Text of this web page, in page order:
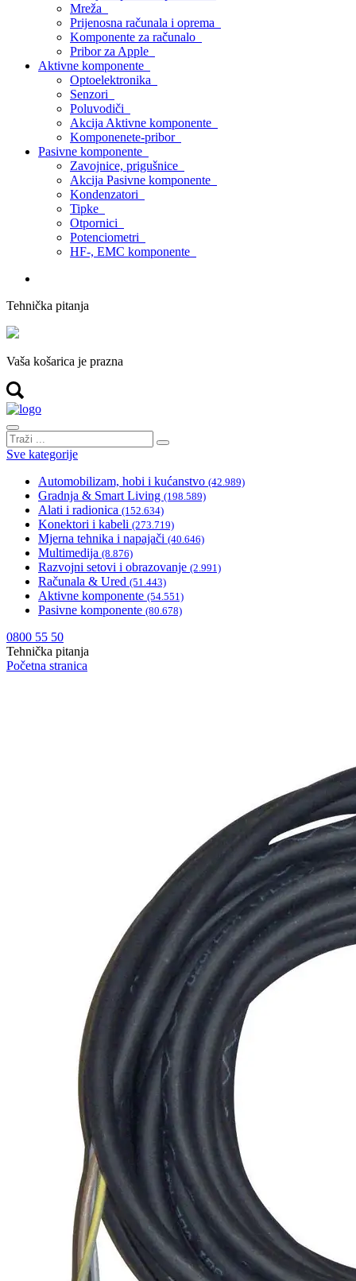
Mreža
Prijenosna računala i oprema
Komponente za računalo
Pribor za Apple
Aktivne komponente
Optoelektronika
Senzori
Poluvodiči
Akcija Aktivne komponente
Komponenete-pribor
Pasivne komponente
Zavojnice, prigušnice
Akcija Pasivne komponente
Kondenzatori
Tipke
Otpornici
Potenciometri
HF-, EMC komponente
Tehnička pitanja
Vaša košarica je prazna
Sve kategorije
Automobilizam, hobi i kućanstvo (42.989)
Gradnja & Smart Living (198.589)
Alati i radionica (152.634)
Konektori i kabeli (273.719)
Mjerna tehnika i napajači (40.646)
Multimedija (8.876)
Razvojni setovi i obrazovanje (2.991)
Računala & Ured (51.443)
Aktivne komponente (54.551)
Pasivne komponente (80.678)
0800 55 50
Tehnička pitanja
Početna stranica